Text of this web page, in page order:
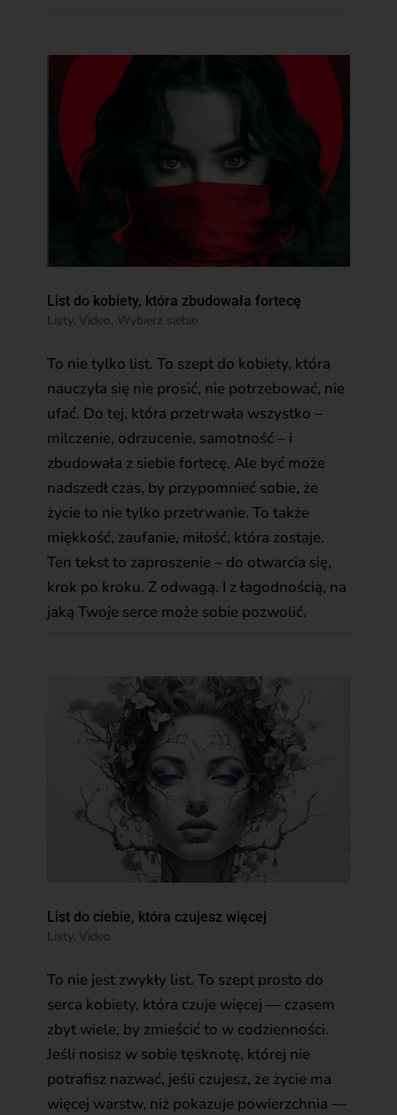
List do kobiety, która zbudowała fortecę
Listy, Video, Wybierz siebie
To nie tylko list. To szept do kobiety, która
nauczyła się nie prosić, nie potrzebować, nie
ufać. Do tej, która przetrwała wszystko –
milczenie, odrzucenie, samotność – i
zbudowała z siebie fortecę. Ale być może
nadszedł czas, by przypomnieć sobie, że
życie to nie tylko przetrwanie. To także
miękkość, zaufanie, miłość, która zostaje.
Ten tekst to zaproszenie – do otwarcia się,
krok po kroku. Z odwagą. I z łagodnością, na
jaką Twoje serce może sobie pozwolić.
List do ciebie, która czujesz więcej
Listy, Video
To nie jest zwykły list. To szept prosto do
serca kobiety, która czuje więcej — czasem
zbyt wiele, by zmieścić to w codzienności.
Jeśli nosisz w sobie tęsknotę, której nie
potrafisz nazwać, jeśli czujesz, że życie ma
więcej warstw, niż pokazuje powierzchnia —